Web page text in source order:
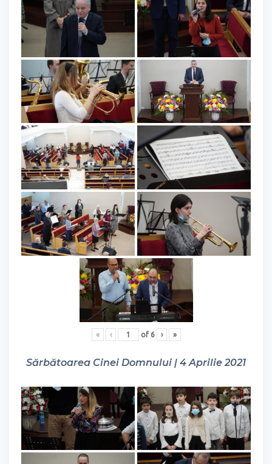
« ‹ of 6 › »
Sărbătoarea Cinei Domnului | 4 Aprilie 2021